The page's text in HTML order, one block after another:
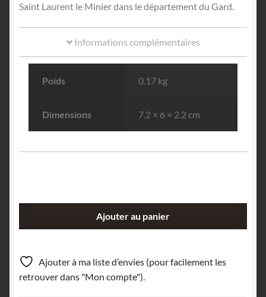
Saint Laurent le Minier dans le département du Gard.
Informations complémentaires
Poids 0.17 kg
Dimensions 7.2 × 6 × 2.2 cm
&
Azurite
après
Ajouter au panier
Ajouter à ma liste d’envies (pour facilement les
retrouver dans "Mon compte").